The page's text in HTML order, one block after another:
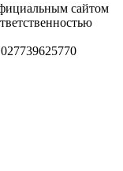
сайтом